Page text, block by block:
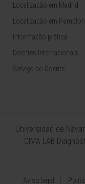
Localização em Madrid
Localização em
Informação prática
Doentes Internacionais
Serviço ao Doente
Universidad de
CIMA LAB
Aviso legal